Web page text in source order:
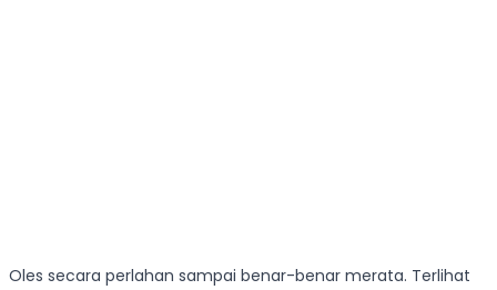
Oles secara perlahan sampai benar-benar merata. Terlihat